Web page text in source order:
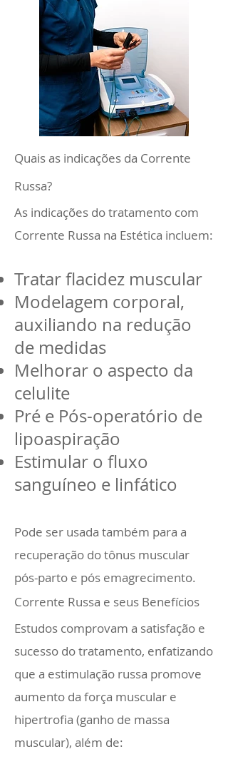
Quais as indicações da Corrente
Russa?
As indicações do tratamento com
Corrente Russa na Estética incluem:
Tratar flacidez muscular
Modelagem corporal,
auxiliando na redução
de medidas
Melhorar o aspecto da
celulite
Pré e Pós-operatório de
lipoaspiração
Estimular o fluxo
sanguíneo e linfático
Pode ser usada também para a
recuperação do tônus muscular
pós-parto e pós emagrecimento.
Corrente Russa e seus Benefícios
Estudos comprovam a satisfação e
sucesso do tratamento, enfatizando
que a estimulação russa promove
aumento da força muscular e
hipertrofia (ganho de massa
muscular), além de: